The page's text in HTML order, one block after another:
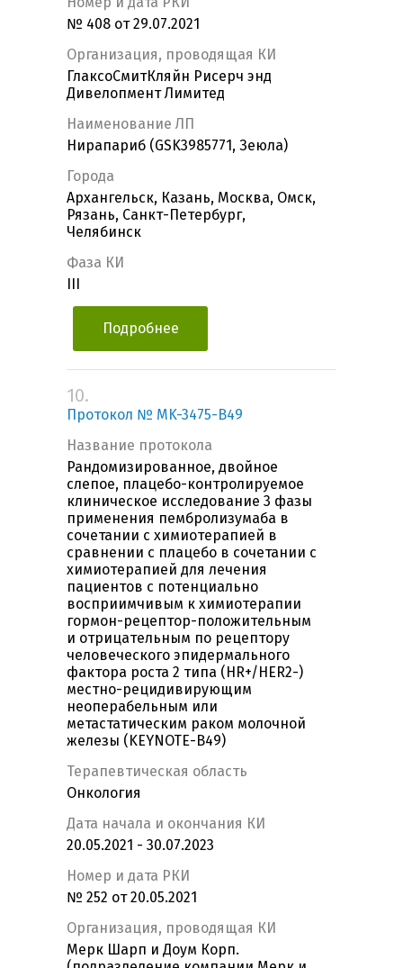
№ 408 от 29.07.2021
Организация, проводящая КИ
ГлаксоСмитКляйн Рисерч энд
Дивелопмент Лимитед
Наименование ЛП
Нирапариб (GSK3985771, Зеюла)
Города
Архангельск, Казань, Москва, Омск,
Рязань, Санкт-Петербург,
Челябинск
Фаза КИ
Подробнее
10.
Протокол № MK-3475-B49
Название протокола
Рандомизированное, двойное
слепое, плацебо-контролируемое
клиническое исследование 3 фазы
применения пембролизумаба в
сочетании с химиотерапией в
сравнении с плацебо в сочетании с
химиотерапией для лечения
пациентов с потенциально
восприимчивым к химиотерапии
гормон-рецептор-положительным
и отрицательным по рецептору
человеческого эпидермального
фактора роста 2 типа (HR+/HER2-)
местно-рецидивирующим
неоперабельным или
метастатическим раком молочной
железы (KEYNOTE-B49)
Терапевтическая область
Онкология
Дата начала и окончания КИ
20.05.2021 - 30.07.2023
Номер и дата РКИ
№ 252 от 20.05.2021
Организация, проводящая КИ
Мерк Шарп и Доум Корп.